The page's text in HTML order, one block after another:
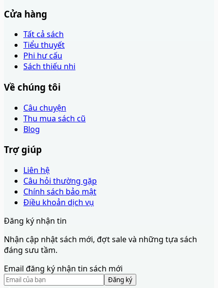
Cửa hàng
Tất cả sách
Tiểu thuyết
Phi hư cấu
Sách thiếu nhi
Về chúng tôi
Câu chuyện
Thu mua sách cũ
Blog
Trợ giúp
Liên hệ
Câu hỏi thường gặp
Chính sách bảo mật
Điều khoản dịch vụ
Đăng ký nhận tin
Nhận cập nhật sách mới, đợt sale và những tựa sách
đáng sưu tầm.
Email đăng ký nhận tin sách mới
Đăng ký